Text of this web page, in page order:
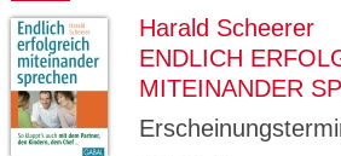
Harald Scheerer
ENDLICH
MITEINANDER
GV_CO
OKIES
gabal-
Speichert den
Domäne.